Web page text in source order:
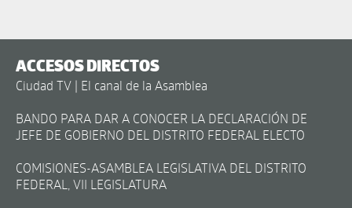
ACCESOS DIRECTOS
Ciudad TV | El canal de la Asamblea
BANDO PARA DAR A CONOCER LA DECLARACIÓN DE
JEFE DE GOBIERNO DEL DISTRITO FEDERAL ELECTO
COMISIONES-ASAMBLEA LEGISLATIVA DEL DISTRITO
FEDERAL, VII LEGISLATURA